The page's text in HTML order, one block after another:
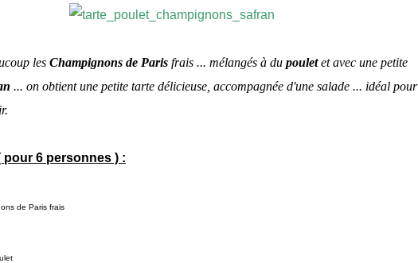
les Champignons de Paris frais ... mélangés à du pouletet avec une petite
... on obtient une petite tarte délicieuse, accompagnée d'une salade ... idéal pour
pour 6 personnes ) :
de Paris frais